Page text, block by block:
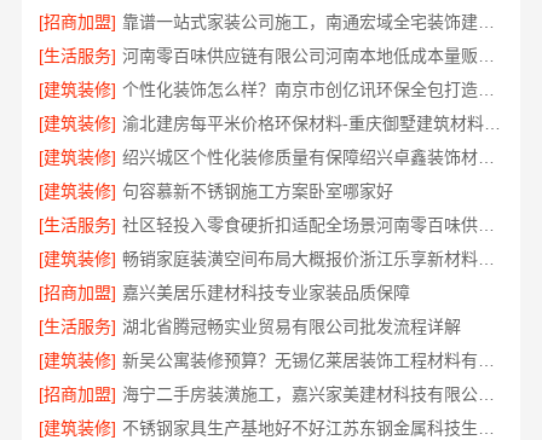
[招商加盟]
靠谱一站式家装公司施工，南通宏域全宅装饰建材有限公司全程负责
[生活服务]
[建筑装修]
个性化装饰怎么样？南京市创亿讯环保全包打造品质家居
[建筑装修]
渝北建房每平米价格环保材料-重庆御墅建筑材料有限公司重钢别墅
[建筑装修]
绍兴城区个性化装修质量有保障绍兴卓鑫装饰材料有限公司匠心打造
[建筑装修] 句容慕新不锈钢施工方案卧室哪家好
[生活服务]
社区轻投入零食硬折扣适配全场景河南零百味供应链有限公司整店输出
[建筑装修]
畅销家庭装潢空间布局大概报价浙江乐享新材料有限公司
[招商加盟] 嘉兴美居乐建材科技专业家装品质保障
[生活服务] 湖北省腾冠畅实业贸易有限公司批发流程详解
[建筑装修]
[招商加盟]
海宁二手房装潢施工，嘉兴家美建材科技有限公司专业团队
[建筑装修]